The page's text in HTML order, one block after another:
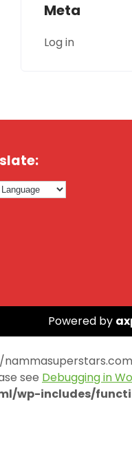
Meta
Log in
Powered by
see Debugging in
wp-includes/